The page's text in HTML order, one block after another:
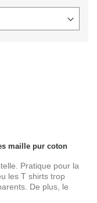
maille pur coton
Pratique pour la
les T shirts trop
De plus, le